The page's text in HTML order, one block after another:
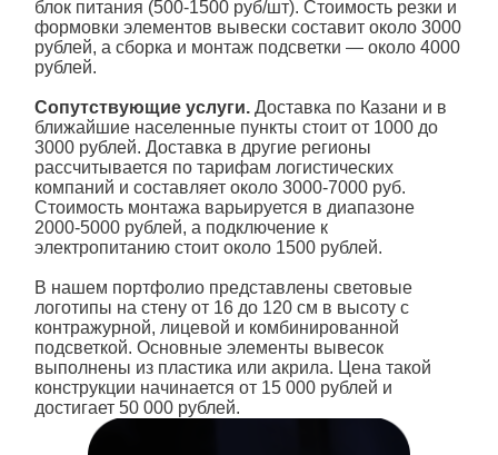
рублей, а сборка и монтаж подсветки — около 4000
рублей.
Сопутствующие услуги.
ближайшие населенные пункты стоит от 1000 до
3000 рублей. Доставка в другие регионы
рассчитывается по тарифам логистических
компаний и составляет около 3000-7000 руб.
Стоимость монтажа варьируется в диапазоне
2000-5000 рублей, а подключение к
электропитанию стоит около 1500 рублей.
В нашем портфолио представленысветовые
логотипы на стенуот 16 до 120 см в высоту с
контражурной, лицевой и комбинированной
подсветкой. Основные элементы вывесок
выполнены из пластика или акрила. Цена такой
конструкции начинается от 15 000 рублей и
достигает 50 000 рублей.
Скачать
прайс
Написать в